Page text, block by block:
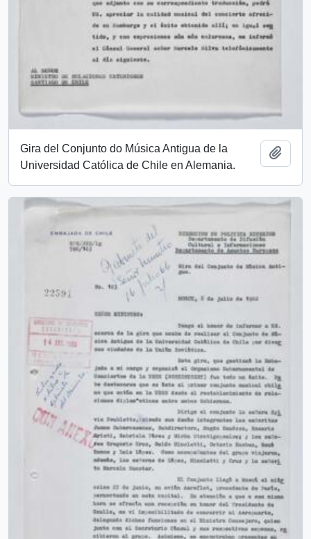
Gira del Conjunto do Música Antigua de la
Universidad Católica de Chile en Alemania.